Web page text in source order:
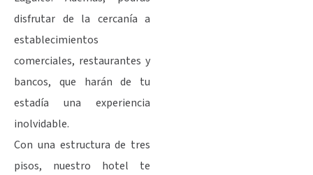
disfrutar de la cercanía a
establecimientos
comerciales, restaurantes y
bancos, que harán de tu
estadía una experiencia
inolvidable.
Con una estructura de tres
pisos, nuestro hotel te